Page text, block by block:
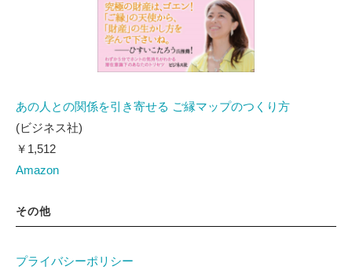
あの人との関係を引き寄せる ご縁マップのつくり方
(ビジネス社)
￥1,512
Amazon
その他
プライバシーポリシー